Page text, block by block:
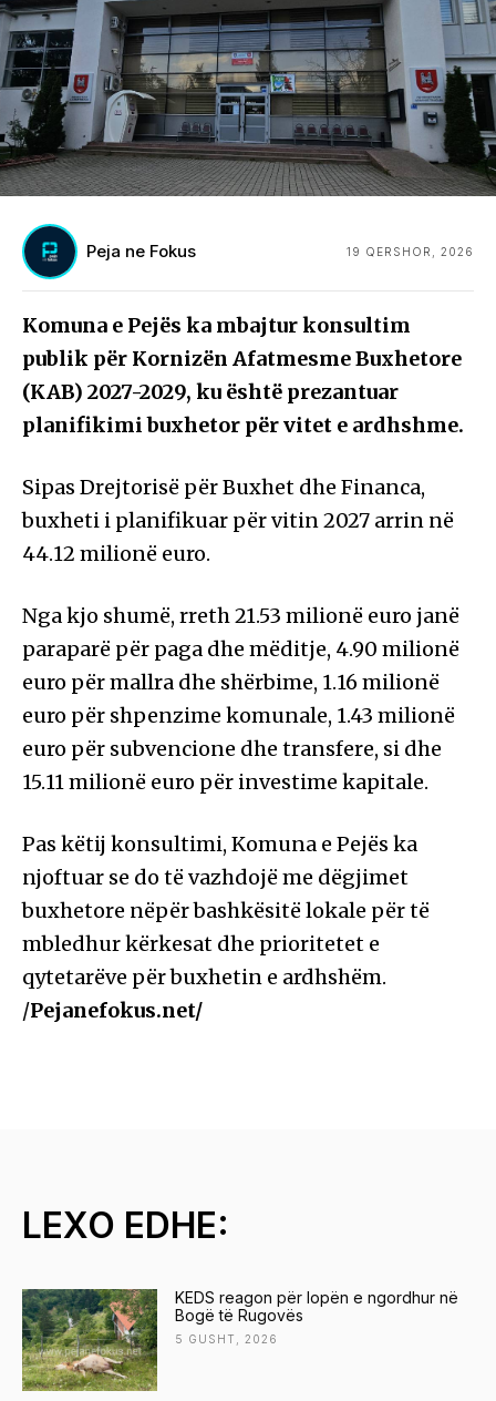
Peja ne Fokus 19 QERSHOR, 2026
Komuna e Pejës ka mbajtur konsultim
publik për Kornizën Afatmesme Buxhetore
(KAB) 2027-2029, ku është prezantuar
planifikimi buxhetor për vitet e ardhshme.
Sipas Drejtorisë për Buxhet dhe Financa,
buxheti i planifikuar për vitin 2027 arrin në
44.12 milionë euro.
Nga kjo shumë, rreth 21.53 milionë euro janë
paraparë për paga dhe mëditje, 4.90 milionë
euro për mallra dhe shërbime, 1.16 milionë
euro për shpenzime komunale, 1.43 milionë
euro për subvencione dhe transfere, si dhe
15.11 milionë euro për investime kapitale.
Pas këtij konsultimi, Komuna e Pejës ka
njoftuar se do të vazhdojë me dëgjimet
buxhetore nëpër bashkësitë lokale për të
mbledhur kërkesat dhe prioritetet e
qytetarëve për buxhetin e ardhshëm.
/Pejanefokus.net/
LEXO EDHE:
KEDS reagon për lopën e ngordhur në
Bogë të Rugovës
5 GUSHT, 2026